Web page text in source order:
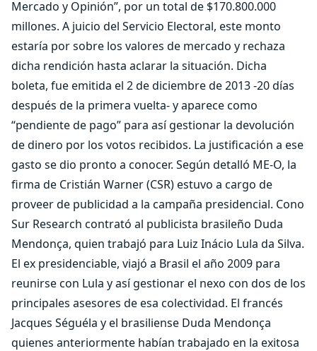
Mercado y Opinión”, por un total de $170.800.000
millones. A juicio del Servicio Electoral, este monto
estaría por sobre los valores de mercado y rechaza
dicha rendición hasta aclarar la situación. Dicha
boleta, fue emitida el 2 de diciembre de 2013 -20 días
después de la primera vuelta- y aparece como
“pendiente de pago” para así gestionar la devolución
de dinero por los votos recibidos. La justificación a ese
gasto se dio pronto a conocer. Según detalló ME-O, la
firma de Cristián Warner (CSR) estuvo a cargo de
proveer de publicidad a la campaña presidencial. Cono
Sur Research contrató al publicista brasileño Duda
Mendonça, quien trabajó para Luiz Inácio Lula da Silva.
El ex presidenciable, viajó a Brasil el año 2009 para
reunirse con Lula y así gestionar el nexo con dos de los
principales asesores de esa colectividad. El francés
Jacques Séguéla y el brasiliense Duda Mendonça
quienes anteriormente habían trabajado en la exitosa